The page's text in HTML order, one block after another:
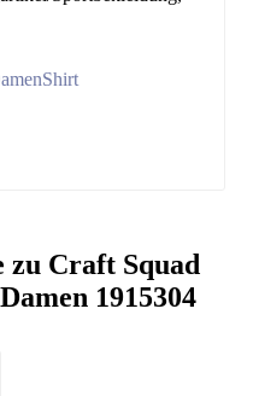
Shirt
Craft Squad
1915304